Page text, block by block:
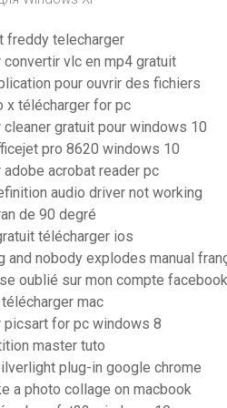
freddy telecharger
convertir vlc en mp4 gratuit
pour ouvrir des fichiers
x télécharger for pc
cleaner gratuit pour windows 10
pro 8620 windows 10
adobe acrobat reader pc
audio driver not working
de 90 degré
télécharger ios
and nobody explodes manual
oublié sur mon compte facebook
mac
picsart for pc windows 8
master tuto
plug-in google chrome
a photo collage on macbook